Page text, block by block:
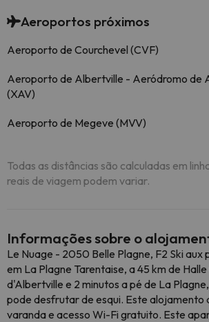
Aeroportos próximos
Aeroporto de Courchevel (CVF)
Aeroporto de Albertville - Aeródromo de
(XAV)
Aeroporto de Megeve (MVV)
Todas as distâncias são calculadas em
reais de viagem podem variar.
Informações sobre o
Le Nuage - 2050 Belle Plagne, F2 Ski aux
em La Plagne Tarentaise, a 45 km de
d'Albertville e 2 minutos a pé de La
pode desfrutar de esqui. Este alojamento
varanda e acesso Wi-Fi gratuito. Este